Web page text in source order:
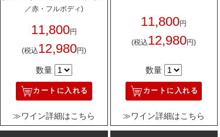
／赤・フルボディ)
11,800円
(税込12,980円)
数量
カートに入れる
≫ワイン詳細はこちら
11,800円
(税込12,980円)
数量
カートに入れる
≫ワイン詳細はこちら